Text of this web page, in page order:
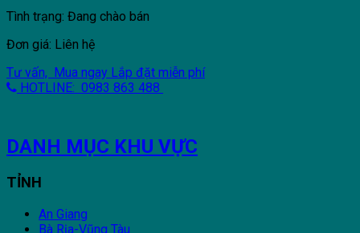
Tình trạng: Đang chào bán
Đơn giá: Liên hệ
Tư vấn, Mua ngay Lắp đặt miễn phí
HOTLINE: 0983 863 488
DANH MỤC KHU VỰC
TỈNH
An Giang
Bà Rịa-Vũng Tàu